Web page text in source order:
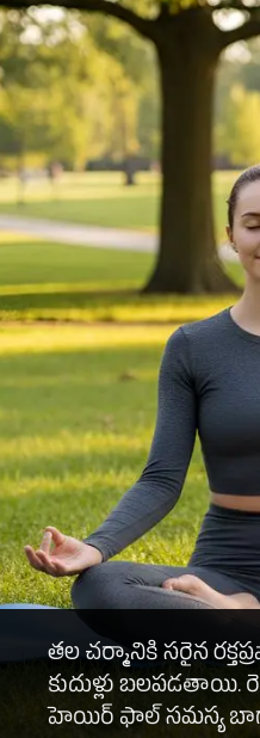
తల చర్మానికి సరైన
కుదుళ్లు
హెయిర్ ఫాల్ సమస్య బాగా